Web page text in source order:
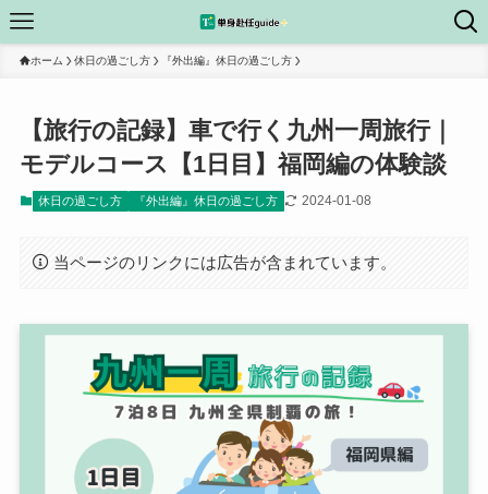
ホーム 休日の過ごし方 『外出編』休日の過ごし方
【旅行の記録】車で行く九州一周旅行｜
モデルコース【1日目】福岡編の体験談
休日の過ごし方 『外出編』休日の過ごし方 2024-01-08
当ページのリンクには広告が含まれています。